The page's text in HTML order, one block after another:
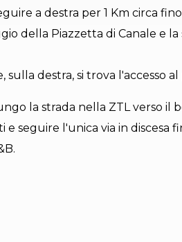
a destra per 1 Km circa
della Piazzetta di Canale e la
destra, si trova l'accesso
la strada nella ZTL verso il
seguire l'unica via in discesa